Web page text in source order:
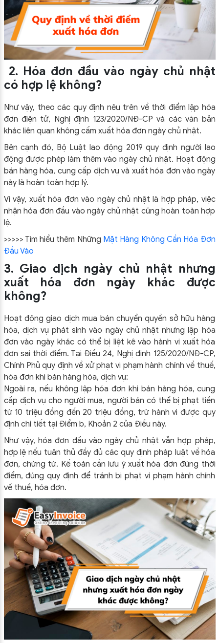
2. Hóa đơn đầu vào ngày chủ nhật
có hợp lệ không?
Như vậy, theo các quy định nêu trên về thời điểm lập hóa
đơn điện tử, Nghị định 123/2020/NĐ-CP và các văn bản
khác liên quan không cấm xuất hóa đơn ngày chủ nhật.
Bên cạnh đó, Bộ Luật lao động 2019 quy định người lao
động được phép làm thêm vào ngày chủ nhật. Hoạt động
bán hàng hóa, cung cấp dịch vụ và xuất hóa đơn vào ngày
này là hoàn toàn hợp lý.
Vì vậy, xuất hóa đơn vào ngày chủ nhật là hợp pháp, việc
nhận hóa đơn đầu vào ngày chủ nhật cũng hoàn toàn hợp
lệ.
>>>>> Tìm hiểu thêm Những Mặt Hàng Không Cần Hóa Đơn
Đầu Vào
3. Giao dịch ngày chủ nhật nhưng
xuất hóa đơn ngày khác được
không?
Hoạt động giao dịch mua bán chuyển quyền sở hữu hàng
hóa, dịch vụ phát sinh vào ngày chủ nhật nhưng lập hóa
đơn vào ngày khác có thể bị liệt kê vào hành vi xuất hóa
đơn sai thời điểm. Tại Điều 24, Nghị định 125/2020/NĐ-CP,
Chính Phủ quy định về xử phạt vi phạm hành chính về thuế,
hóa đơn khi bán hàng hóa, dịch vụ:
Ngoài ra, nếu không lập hóa đơn khi bán hàng hóa, cung
cấp dịch vụ cho người mua, người bán có thể bị phạt tiền
từ 10 triệu đồng đến 20 triệu đồng, trừ hành vi được quy
định chi tiết tại Điểm b, Khoản 2 của Điều này.
Như vậy, hóa đơn đầu vào ngày chủ nhật vẫn hợp pháp,
hợp lệ nếu tuân thủ đầy đủ các quy định pháp luật về hóa
đơn, chứng từ. Kế toán cần lưu ý xuất hóa đơn đúng thời
điểm, đúng quy định để tránh bị phạt vi phạm hành chính
về thuế, hóa đơn.